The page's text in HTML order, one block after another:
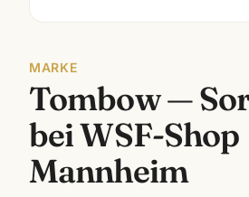
MARKE
Tombow—
bei WSF-Shop
Mannheim